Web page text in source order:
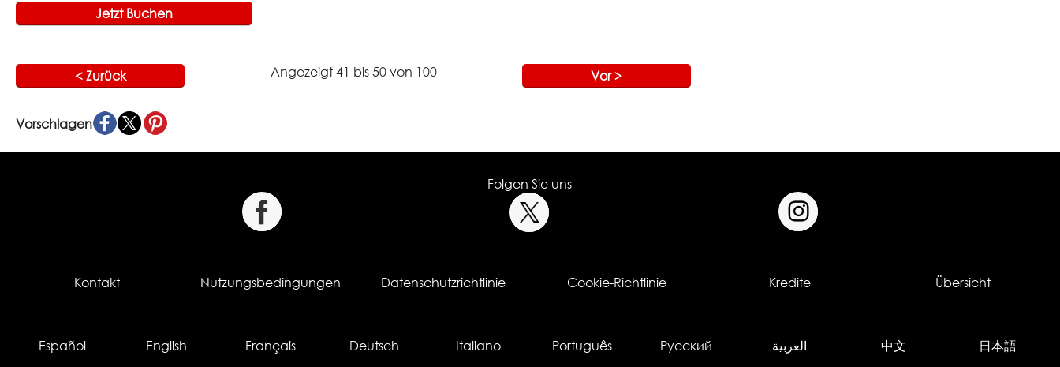
Jetzt Buchen
< Zurück Angezeigt 41 bis 50 von 100 Vor >
Vorschlagen
Folgen Sie uns
Kontakt Nutzungsbedingungen Datenschutzrichtlinie Cookie-Richtlinie Kredite Übersicht
Español English Français Deutsch Italiano Português Русский العربية 中文 日本語